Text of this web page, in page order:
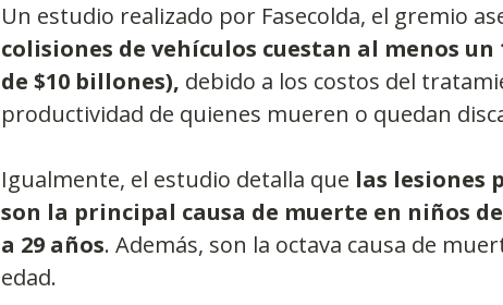
Un estudio realizado por Fasecolda, el gremio
colisiones de vehículos cuestan al menos un
de $10 billones), debido a los costos del
productividad de quienes mueren o quedan
Igualmente, el estudio detalla que las lesiones
son la principal causa de muerte en niños de
a 29 años. Además, son la octava causa de
edad.